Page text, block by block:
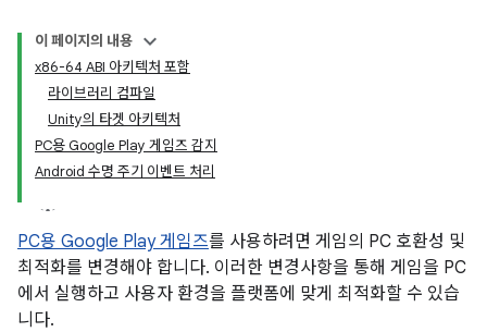
이 페이지의 내용
x86-64 ABI 아키텍처 포함
라이브러리 컴파일
Unity의 타겟 아키텍처
PC용 Google Play 게임즈 감지
Android 수명 주기 이벤트 처리
PC용 Google Play 게임즈를 사용하려면 게임의 PC 호환성 및
최적화를 변경해야 합니다. 이러한 변경사항을 통해 게임을 PC
에서 실행하고 사용자 환경을 플랫폼에 맞게 최적화할 수 있습
니다.